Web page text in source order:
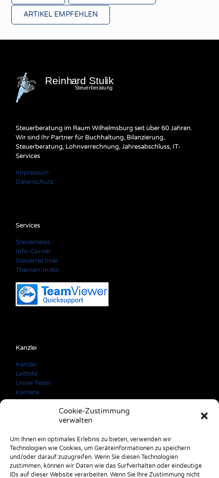
Cookie-Zustimmung
verwalten
Um Ihnen ein optimales Erlebnis zu bieten, verwenden wir
Technologien wie Cookies, um Geräteinformationen zu speichern
und/oder darauf zuzugreifen. Wenn Sie diesen Technologien
zustimmen, können wir Daten wie das Surfverhalten oder eindeutige
IDs auf dieser Website verarbeiten. Wenn Sie Ihre Zustimmung nicht
ARTIKEL EMPFEHLEN
Steuerberatung im Raum Wilhelmsburg seit über 60 Jahren.
Wir sind Ihr Partner für Buchhaltung, Bilanzierung,
Steuerberatung, Lohnverrechnung, Jahresabschluss, IT-
Services
Impressum
Datenschutz
Services
Steuernews
Info-Corner
Steuerrechner
Themen-Index
Kanzlei
Kanzlei
Leitbild
Unser Team
Karriere
Kontaktdaten
A: 3150 Wilhelmsburg Färbergasse 3
E: office@stulik.at
T: +43 2746 2520